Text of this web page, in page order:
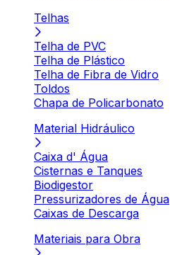
Telhas
Telha de PVC
Telha de Plástico
Telha de Fibra de Vidro
Toldos
Chapa de Policarbonato
Material Hidráulico
Caixa d' Água
Cisternas e Tanques
Biodigestor
Pressurizadores de Água
Caixas de Descarga
Materiais para Obra